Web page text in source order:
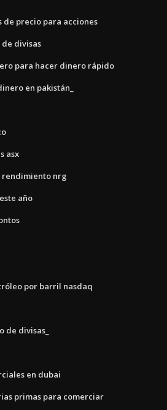
de precio para acciones
divisas
para hacer dinero rápido
en pakistán_
asx
rendimiento nrg
año
por barril nasdaq
de divisas_
en dubai
primas para comerciar